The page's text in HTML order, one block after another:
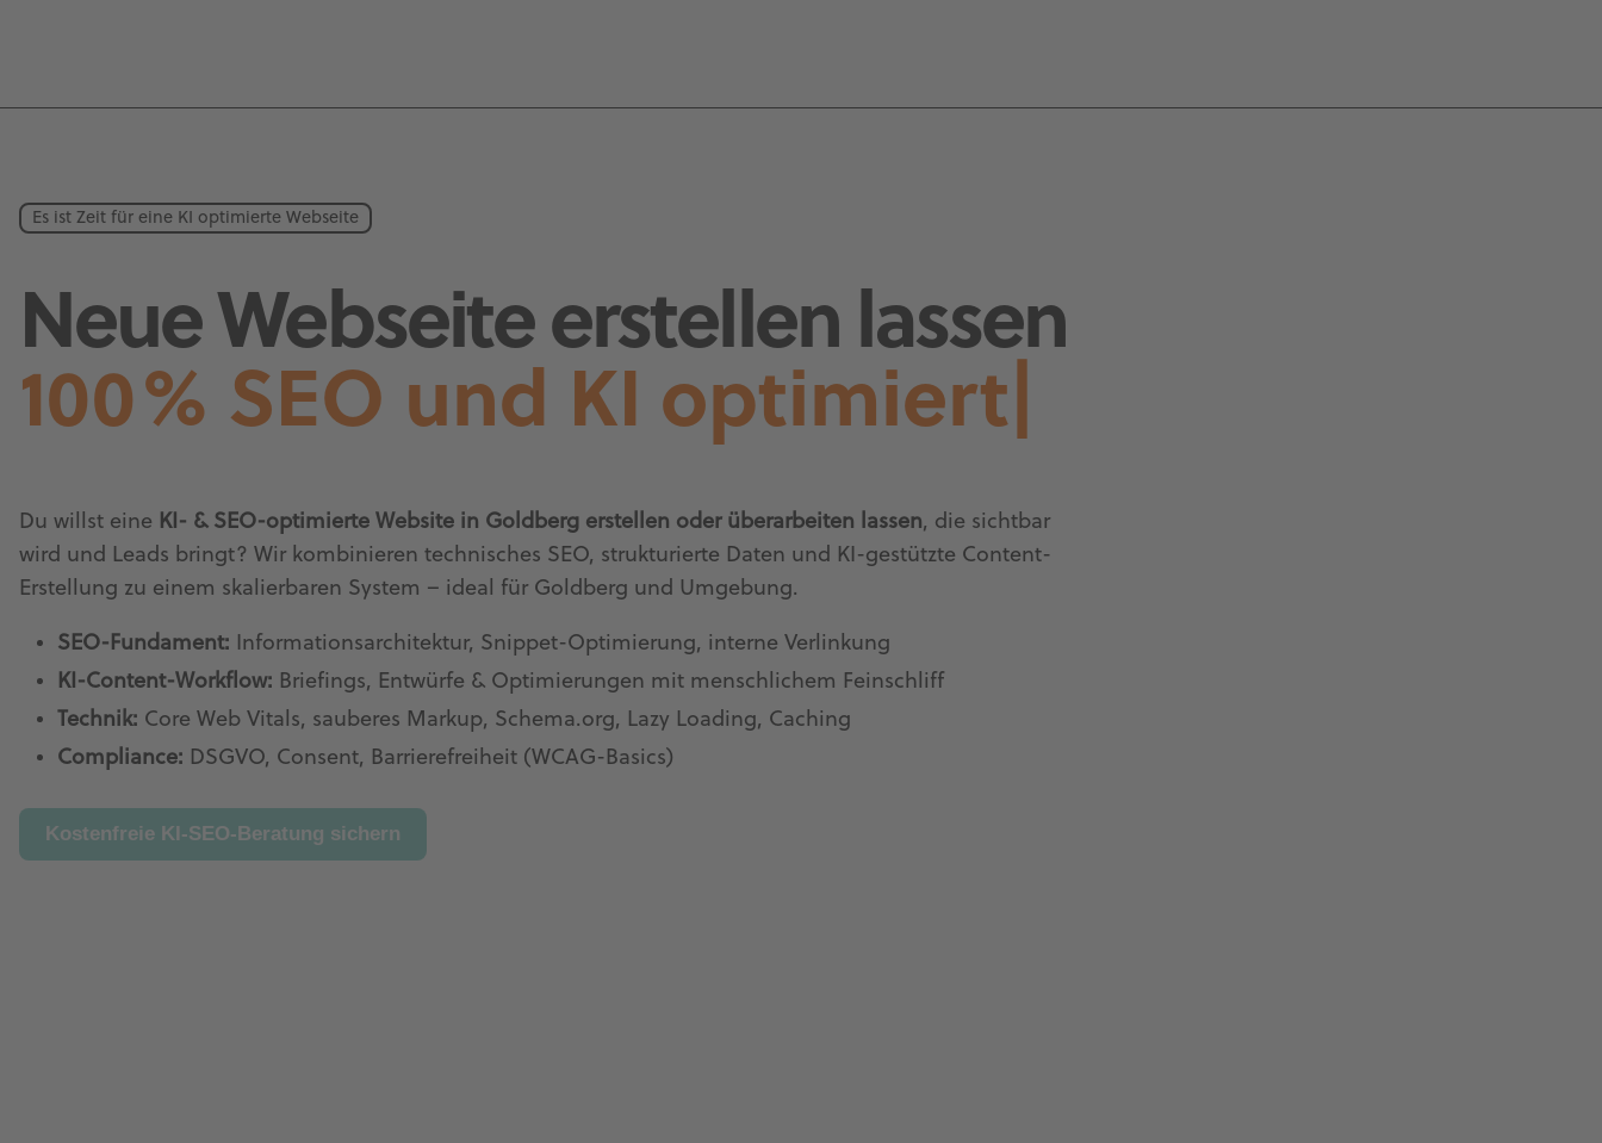
Es ist Zeit für eine KI optimierte Webseite
Neue Webseite erstellen lassen
100% SEO und KI optimiert
Du willst eine KI- & SEO-optimierte Website in Goldberg erstellen oder überarbeiten lassen, die sichtbar
wird und Leads bringt? Wir kombinieren technisches SEO, strukturierte Daten und KI-gestützte Content-
Erstellung zu einem skalierbaren System – ideal für Goldberg und Umgebung.
SEO-Fundament: Informationsarchitektur, Snippet-Optimierung, interne Verlinkung
KI-Content-Workflow: Briefings, Entwürfe & Optimierungen mit menschlichem Feinschliff
Technik: Core Web Vitals, sauberes Markup, Schema.org, Lazy Loading, Caching
Compliance: DSGVO, Consent, Barrierefreiheit (WCAG-Basics)
Kostenfreie KI-SEO-Beratung sichern